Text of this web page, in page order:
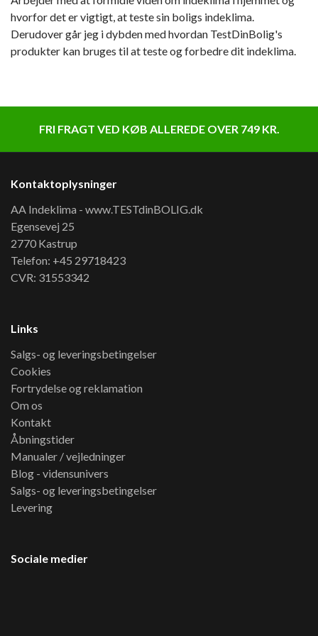
hvorfor det er vigtigt, at teste sin boligs indeklima.
Derudover går jeg i dybden med hvordan TestDinBolig's
produkter kan bruges til at teste og forbedre dit indeklima.
FRI FRAGT VED KØB ALLEREDE OVER 749 KR.
Kontaktoplysninger
AA Indeklima - www.TESTdinBOLIG.dk
Egensevej 25
2770 Kastrup
Telefon: +45 29718423
CVR: 31553342
Links
Salgs- og leveringsbetingelser
Cookies
Fortrydelse og reklamation
Om os
Kontakt
Åbningstider
Manualer / vejledninger
Blog - vidensunivers
Salgs- og leveringsbetingelser
Levering
Sociale medier